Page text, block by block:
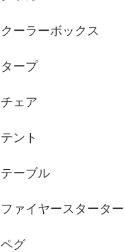
クーラーボックス
タープ
チェア
テント
テーブル
ファイヤースターター
ペグ